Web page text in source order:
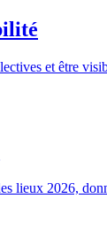
et être
lieux 2026,